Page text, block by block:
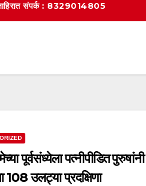
संपर्क : 8329014805
पूर्वसंध्येला पत्नीपीडित
108 उलट्या प्रदक्षिणा